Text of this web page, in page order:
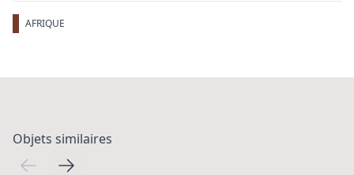
AFRIQUE
Objets similaires